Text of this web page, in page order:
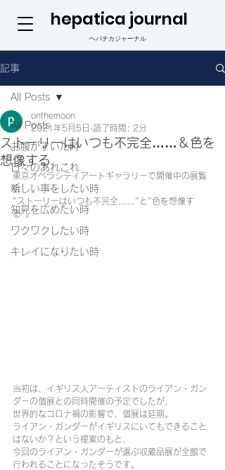
hepatica journal
ヘパチカジャーナル
記事
All Posts
お腹がすいた時
日々のあれこれ
新しい事をしたい時
知見を広めたい時
ワクワクしたい時
キレイになりたい時
All Posts
ストーリーはいつも不完全……＆色を
想像する
onthemoon
2021年5月5日 読了時間: 2分
東京オペラシティアートギャラリーで開催中の展覧
会
"ストーリーはいつも不完全……"と"色を想像す
る"。
当初は、イギリス人アーティストのライアン・ガン
ダーの個展との同時開催の予定でしたが、
世界的なコロナ禍の影響で、個展は延期。
ライアン・ガンダーがイギリスにいてもできること
はないか？という提案のもと、
今回のライアン・ガンダーが選ぶ収蔵品展が全館で
行われることになったそうです。